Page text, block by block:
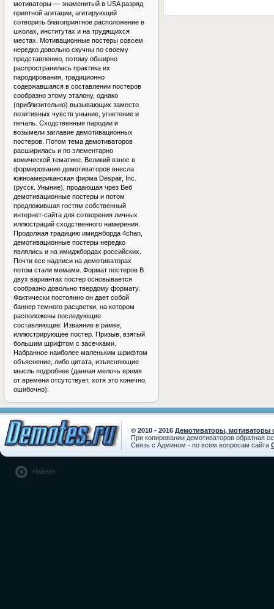
мотиваторы — знаменитый в USA разряд
приятной агитации, агитирующий
сотворить благоприятное расположение в
школах, институтах и на трудящихся
местах. Мотивационные постеры совсем
нередко довольно скучны по своему
представлению, потому обширно
распространилась практика их
пародирования, традиционно
содержавшаяся в составлении постеров
сообразно этому эталону, однако
(приблизительно) вызывающих заместо
позитивных чувств уныние, угнетение и
печаль. Сходственные пародии и
возымели заглавие демотивационных
постеров. Потом тема демотиваторов
расширилась и по элементарно
комической тематике. Великий взнос в
формирование демотиваторов внесла
южноамериканская фирма Despair, Inc.
(русск. Уныние), продающая чрез Веб
демотивационные постеры и потом
предложившая гостям собственный
интернет-сайта для сотворения личных
иллюстраций сходственного намерения.
Продолжая традицию имиджборда 4chan,
демотивационные постеры нередко
являлись и на имиджбордах российских.
Почти все надписи на демотиваторах
потом стали мемами. Формат постеров В
двух вариантах постер основывается
сообразно довольно твердому формату.
Фактически постоянно он дает собой
баннер темного расцветки, на котором
расположены последующие
составляющие: Изваяние в рамке,
иллюстрирующее постер. Призыв, взятый
большим шрифтом с засечками.
Набранное наиболее маленьким шрифтом
объяснение, либо цитата, изъясняющие
мысль подробнее (данная мелочь время
от времени отсутствует, хотя это конечно,
ошибочно).
© 2010 - 2016 Демотиваторы, мотиваторы
При копировании демотиваторов обратная
Связь с Админом - по всем вопросам сайта
Наверх